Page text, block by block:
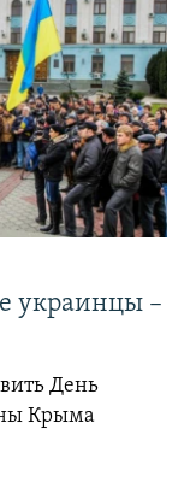
украинцы –
День
Крыма